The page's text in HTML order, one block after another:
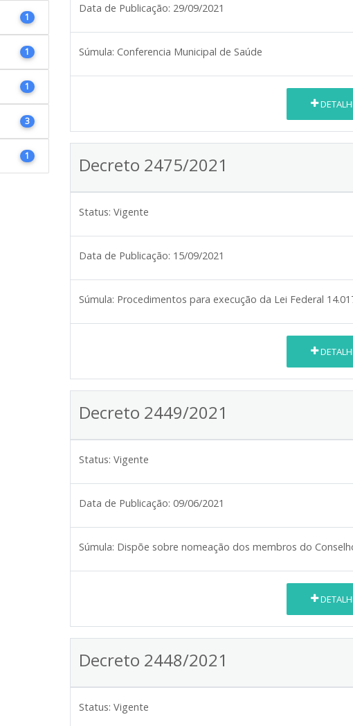
1
1
1
3
1
Data de Publicação: 29/09/2021
Súmula: Conferencia Municipal de Saúde
Decreto 2475/2021
Status: Vigente
Data de Publicação: 15/09/2021
Súmula: Procedimentos para execução da Lei Federal
Decreto 2449/2021
Status: Vigente
Data de Publicação: 09/06/2021
Súmula: Dispõe sobre nomeação dos membros do
Decreto 2448/2021
Status: Vigente